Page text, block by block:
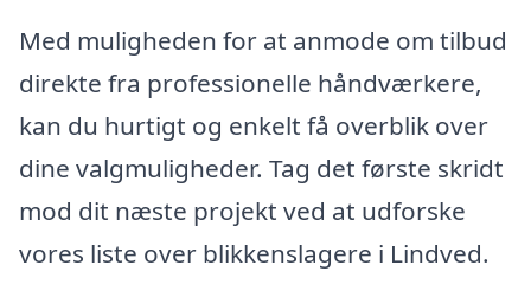
Med muligheden for at anmode om tilbud
direkte fra professionelle håndværkere,
kan du hurtigt og enkelt få overblik over
dine valgmuligheder. Tag det første skridt
mod dit næste projekt ved at udforske
vores liste over blikkenslagere i Lindved.